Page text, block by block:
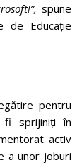
spune
de Educație
pentru
fi sprijiniți în
activ
a unor joburi